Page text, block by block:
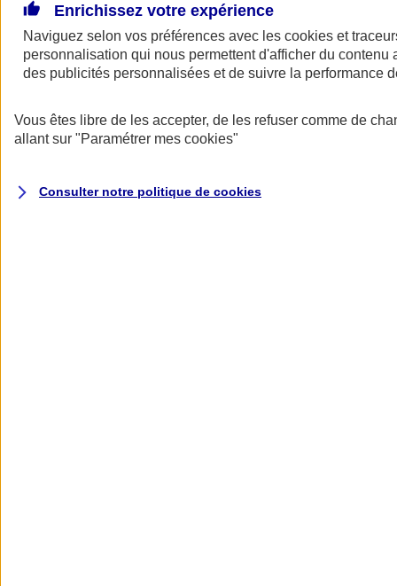
AXA Assurance
Enrichissez votre expérience
Naviguez selon vos préférences avec les cookies et
personnalisation qui nous permettent d'afficher du contenu
des publicités personnalisées et de suivre la performance
Vous êtes libre de les accepter, de les refuser comme de
allant sur "Paramétrer mes cookies"
Consulter notre politique de cookies